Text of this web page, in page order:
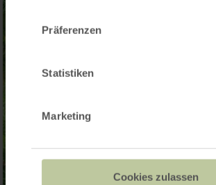
Präferenzen
Statistiken
Marketing
Cookies zulassen